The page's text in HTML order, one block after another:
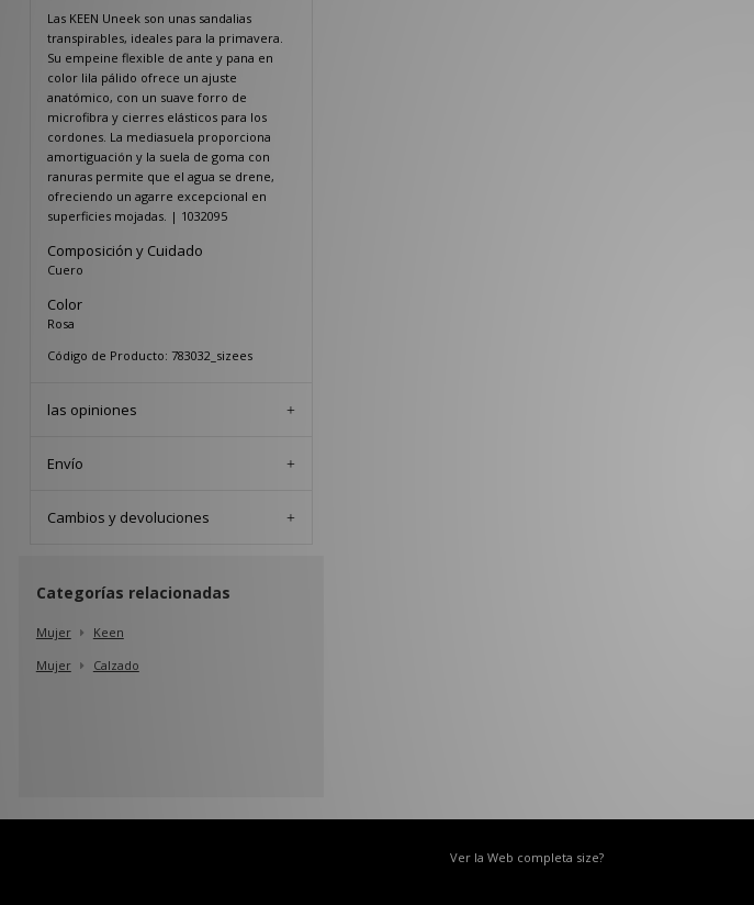
Las KEEN Uneek son unas sandalias
transpirables, ideales para la primavera.
Su empeine flexible de ante y pana en
color lila pálido ofrece un ajuste
anatómico, con un suave forro de
microfibra y cierres elásticos para los
cordones. La mediasuela proporciona
amortiguación y la suela de goma con
ranuras permite que el agua se drene,
ofreciendo un agarre excepcional en
superficies mojadas. | 1032095
Composición y Cuidado
Cuero
Color
Rosa
Código de Producto: 783032_sizees
las opiniones
Envío
Cambios y devoluciones
Categorías relacionadas
Mujer
Keen
Mujer
Calzado
Ver la Web completa size?